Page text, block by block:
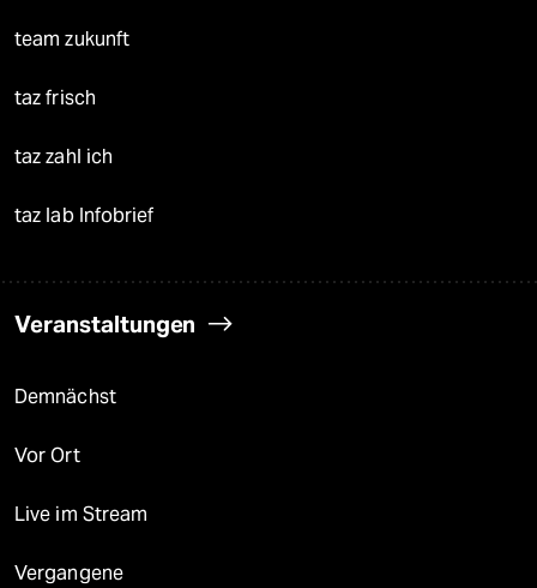
team zukunft
taz frisch
taz zahl ich
taz lab Infobrief
Veranstaltungen
Demnächst
Vor Ort
Live im Stream
Vergangene